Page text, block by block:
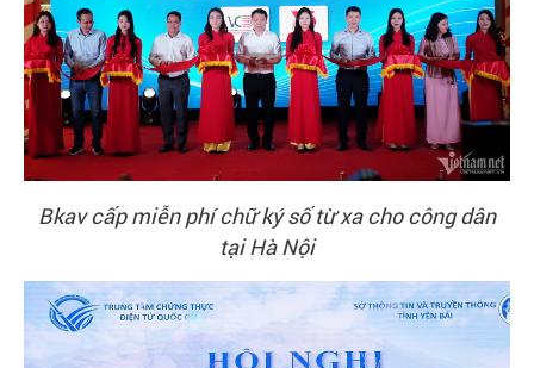
Bkav cấp miễn phí chữ ký số từ xa cho công dân
tại Hà Nội